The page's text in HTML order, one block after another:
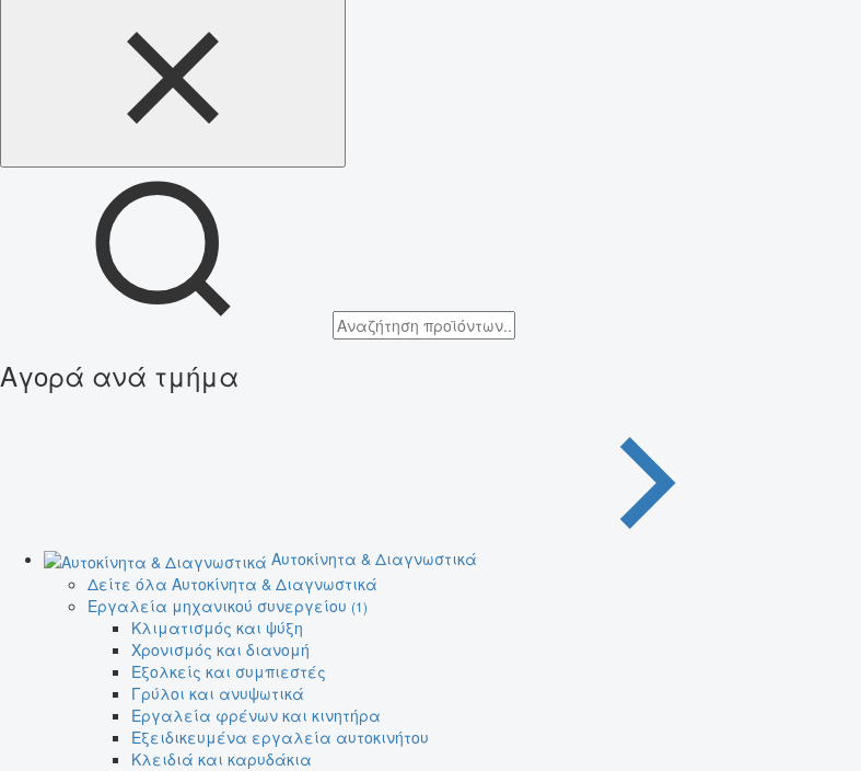
Αγορά ανά τμήμα
Αυτοκίνητα & Διαγνωστικά
Δείτε όλα Αυτοκίνητα & Διαγνωστικά
Εργαλεία μηχανικού συνεργείου (1)
Κλιματισμός και ψύξη
Χρονισμός και διανομή
Εξολκείς και συμπιεστές
Γρύλοι και ανυψωτικά
Εργαλεία φρένων και κινητήρα
Εξειδικευμένα εργαλεία αυτοκινήτου
Κλειδιά και καρυδάκια